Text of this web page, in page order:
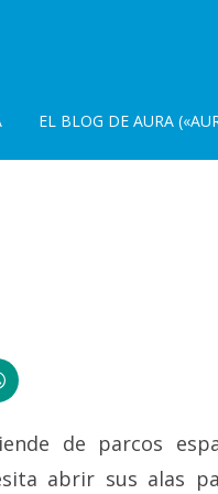
EL BLOG DE AURA
de parcos
abrir sus alas